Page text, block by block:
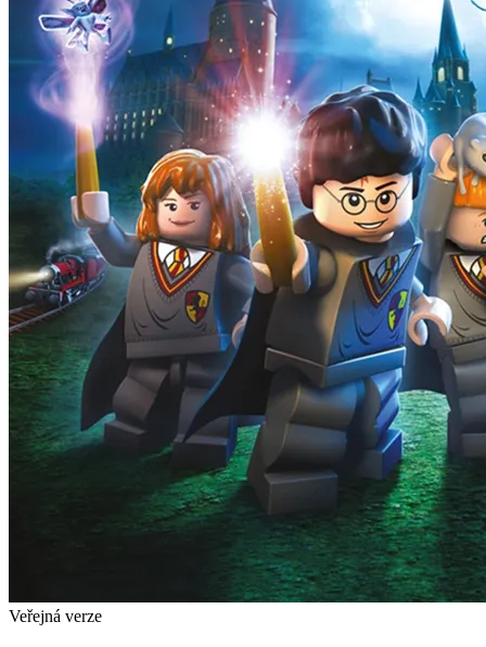
Veřejná verze